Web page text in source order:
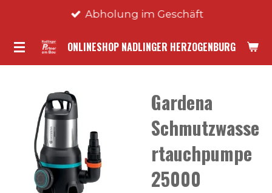
springen
ONLINESHOP NADLINGER HERZOGENBURG
Abholung im Geschäft
Gardena
Schmutzwasse
rtauchpumpe
25000